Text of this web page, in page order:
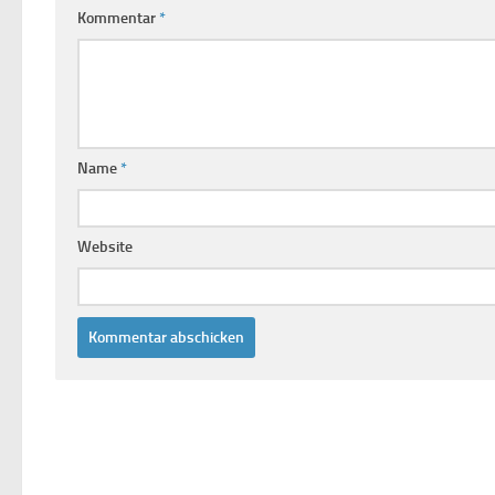
Kommentar*
Name*
Website